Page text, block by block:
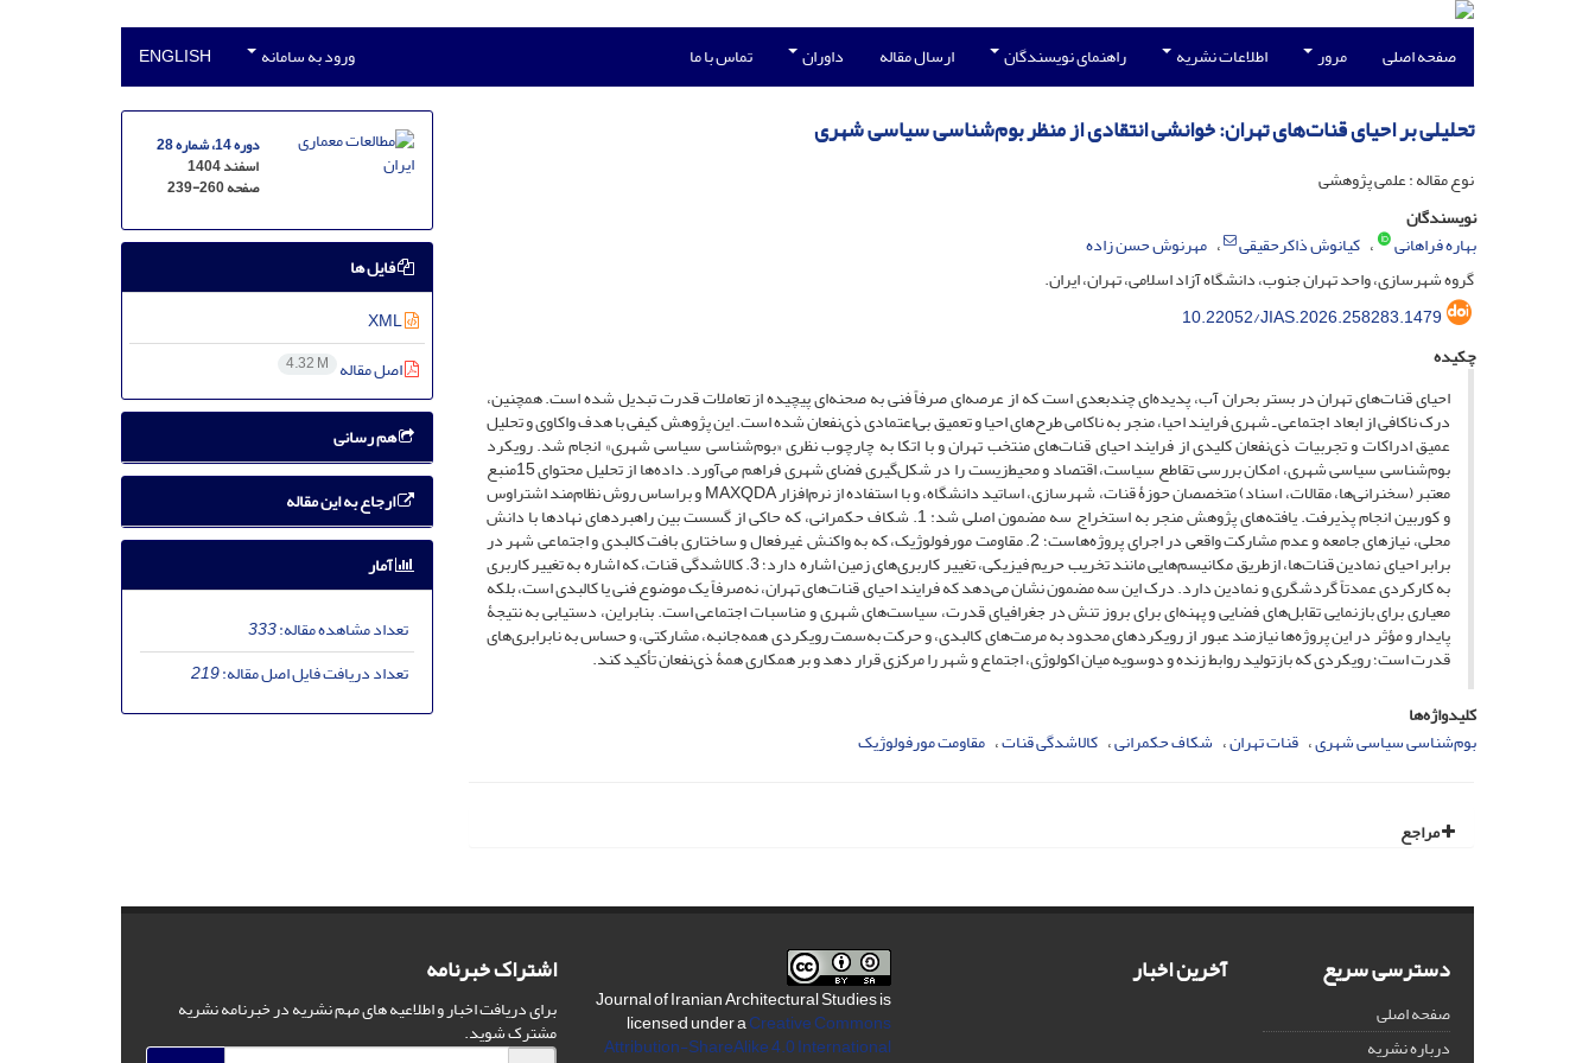
صفحه اصلی مرور اطلاعات نشریه راهنمای نویسندگان ارسال مقاله داوران تماس با ما ورود به سامانه ENGLISH
تحلیلی بر احیای قنات‌های تهران: خوانشی انتقادی از منظر بوم‌شناسی سیاسی شهری
نوع مقاله : علمی پژوهشی
نویسندگان
بهاره فراهانی
کیانوش ذاکرحقیقی
مهرنوش حسن زاده
گروه شهرسازی، واحد تهران جنوب، دانشگاه آزاد اسلامی، تهران، ایران.
10.22052/JIAS.2026.258283.1479
چکیده
احیای قنات‌های تهران در بستر بحران آب، پدیده‌ای چندبعدی است که از عرصه‌ای صرفاً فنی به صحنه‌ای پیچیده از تعاملات قدرت تبدیل شده است. همچنین،
درک ناکافی از ابعاد اجتماعی ـ شهری فرایند احیا، منجر به ناکامی طرح‌های احیا و تعمیق بی‌اعتمادی ذی‌نفعان شده است.این پژوهش کیفی با هدف واکاوی و تحلیل
عمیق ادراکات و تجربیات ذی‌نفعان کلیدی از فرایند احیای قنات‌های منتخب تهران و با اتکا به چارچوب نظری «بوم‌شناسی سیاسی شهری» انجام شد. رویکرد
بوم‌شناسی سیاسی شهری، امکان بررسی تقاطع سیاست، اقتصاد و محیط‌زیست را در شکل‌گیری فضای شهری فراهم می‌آورد. داده‌ها از تحلیل محتوای 15منبع
معتبر (سخنرانی‌ها، مقالات، اسناد) متخصصان حوزۀ قنات، شهرسازی، اساتید دانشگاه، و با استفاده از نرم‌افزار MAXQDA و براساس روش نظام‌مند اشتراوس
و کوربین انجام پذیرفت. یافته‌های پژوهش منجر به استخراج سه مضمون اصلی شد: 1. شکاف حکمرانی، که حاکی از گسست بین راهبردهای نهادها با دانش
محلی، نیازهای جامعه و عدم مشارکت واقعی در اجرای پروژه‌هاست؛ 2. مقاومت مورفولوژیک، که به واکنش غیرفعال و ساختاری بافت کالبدی و اجتماعی شهر در
برابر احیای نمادین قنات‌ها، ازطریق مکانیسم‌هایی مانند تخریب حریم فیزیکی، تغییر کاربری‌های زمین اشاره دارد؛ 3. کالاشدگی قنات، که اشاره به تغییر کاربری
به کارکردی عمدتاً گردشگری و نمادین دارد. درک این سه مضمون نشان می‌دهد که فرایند احیای قنات‌های تهران، نه‌صرفاً یک موضوع فنی یا کالبدی است، بلکه
معیاری برای بازنمایی تقابل‌های فضایی و پهنه‌ای برای بروز تنش در جغرافیای قدرت، سیاست‌های شهری و مناسبات اجتماعی است.بنابراین، دستیابی به نتیجۀ
پایدار و مؤثر در این پروژه‌ها نیازمند عبور از رویکردهای محدود به مرمت‌های کالبدی، و حرکت به‌سمت رویکردی همه‌جانبه، مشارکتی، و حساس به نابرابری‌های
قدرت است؛ رویکردی که بازتولید روابط زنده و دوسویه میان اکولوژی، اجتماع و شهر را مرکزی قرار دهد و بر همکاری همۀ ذی‌نفعان تأکید کند.
کلیدواژه‌ها
بوم‌شناسی سیاسی شهری قنات تهران شکاف حکمرانی کالاشدگی قنات مقاومت مورفولوژیک
مراجع
دوره 14، شماره 28
اسفند 1404
صفحه239-260
فایل ها
XML
اصل مقاله 4.32 M
هم رسانی
ارجاع به این مقاله
آمار
تعداد مشاهده مقاله:333
تعداد دریافت فایل اصل مقاله:219
دسترسی سریع
صفحه اصلی
درباره نشریه
آخرین اخبار
Journal of Iranian Architectural Studies is
licensed under aCreative Commons
Attribution-ShareAlike 4.0 International
اشتراک خبرنامه
برای دریافت اخبار و اطلاعیه های مهم نشریه در خبرنامه نشریه
مشترک شوید.